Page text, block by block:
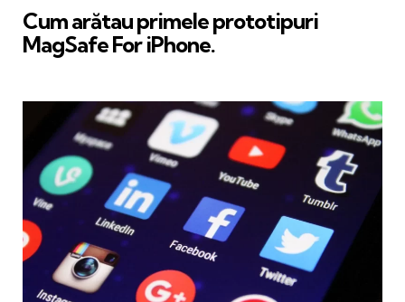
Cum arătau primele prototipuri
MagSafe For iPhone.